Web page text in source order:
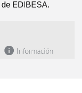
de EDIBESA.
Información